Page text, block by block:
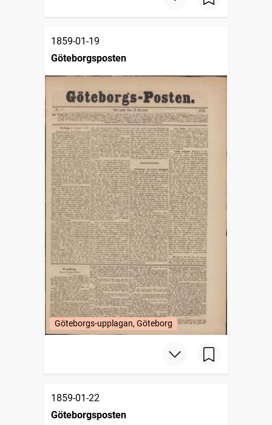
1859-01-19
Göteborgsposten
Göteborgs-upplagan, Göteborg
1859-01-22
Göteborgsposten